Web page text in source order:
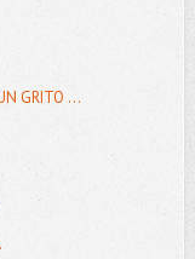
GRITO ...